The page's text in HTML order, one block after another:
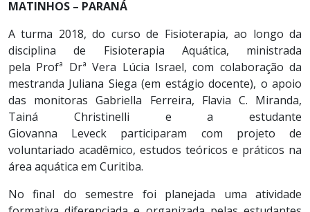
MATINHOS – PARANÁ
A turma 2018, do curso de Fisioterapia, ao longo da
disciplina de Fisioterapia Aquática, ministrada
pela Profª Drª Vera Lúcia Israel, com colaboração da
mestranda Juliana Siega (em estágio docente), o apoio
das monitoras Gabriella Ferreira, Flavia C. Miranda,
Tainá Christinelli e a estudante
Giovanna Leveck participaram com projeto de
voluntariado acadêmico, estudos teóricos e práticos na
área aquática em Curitiba.
No final do semestre foi planejada uma atividade